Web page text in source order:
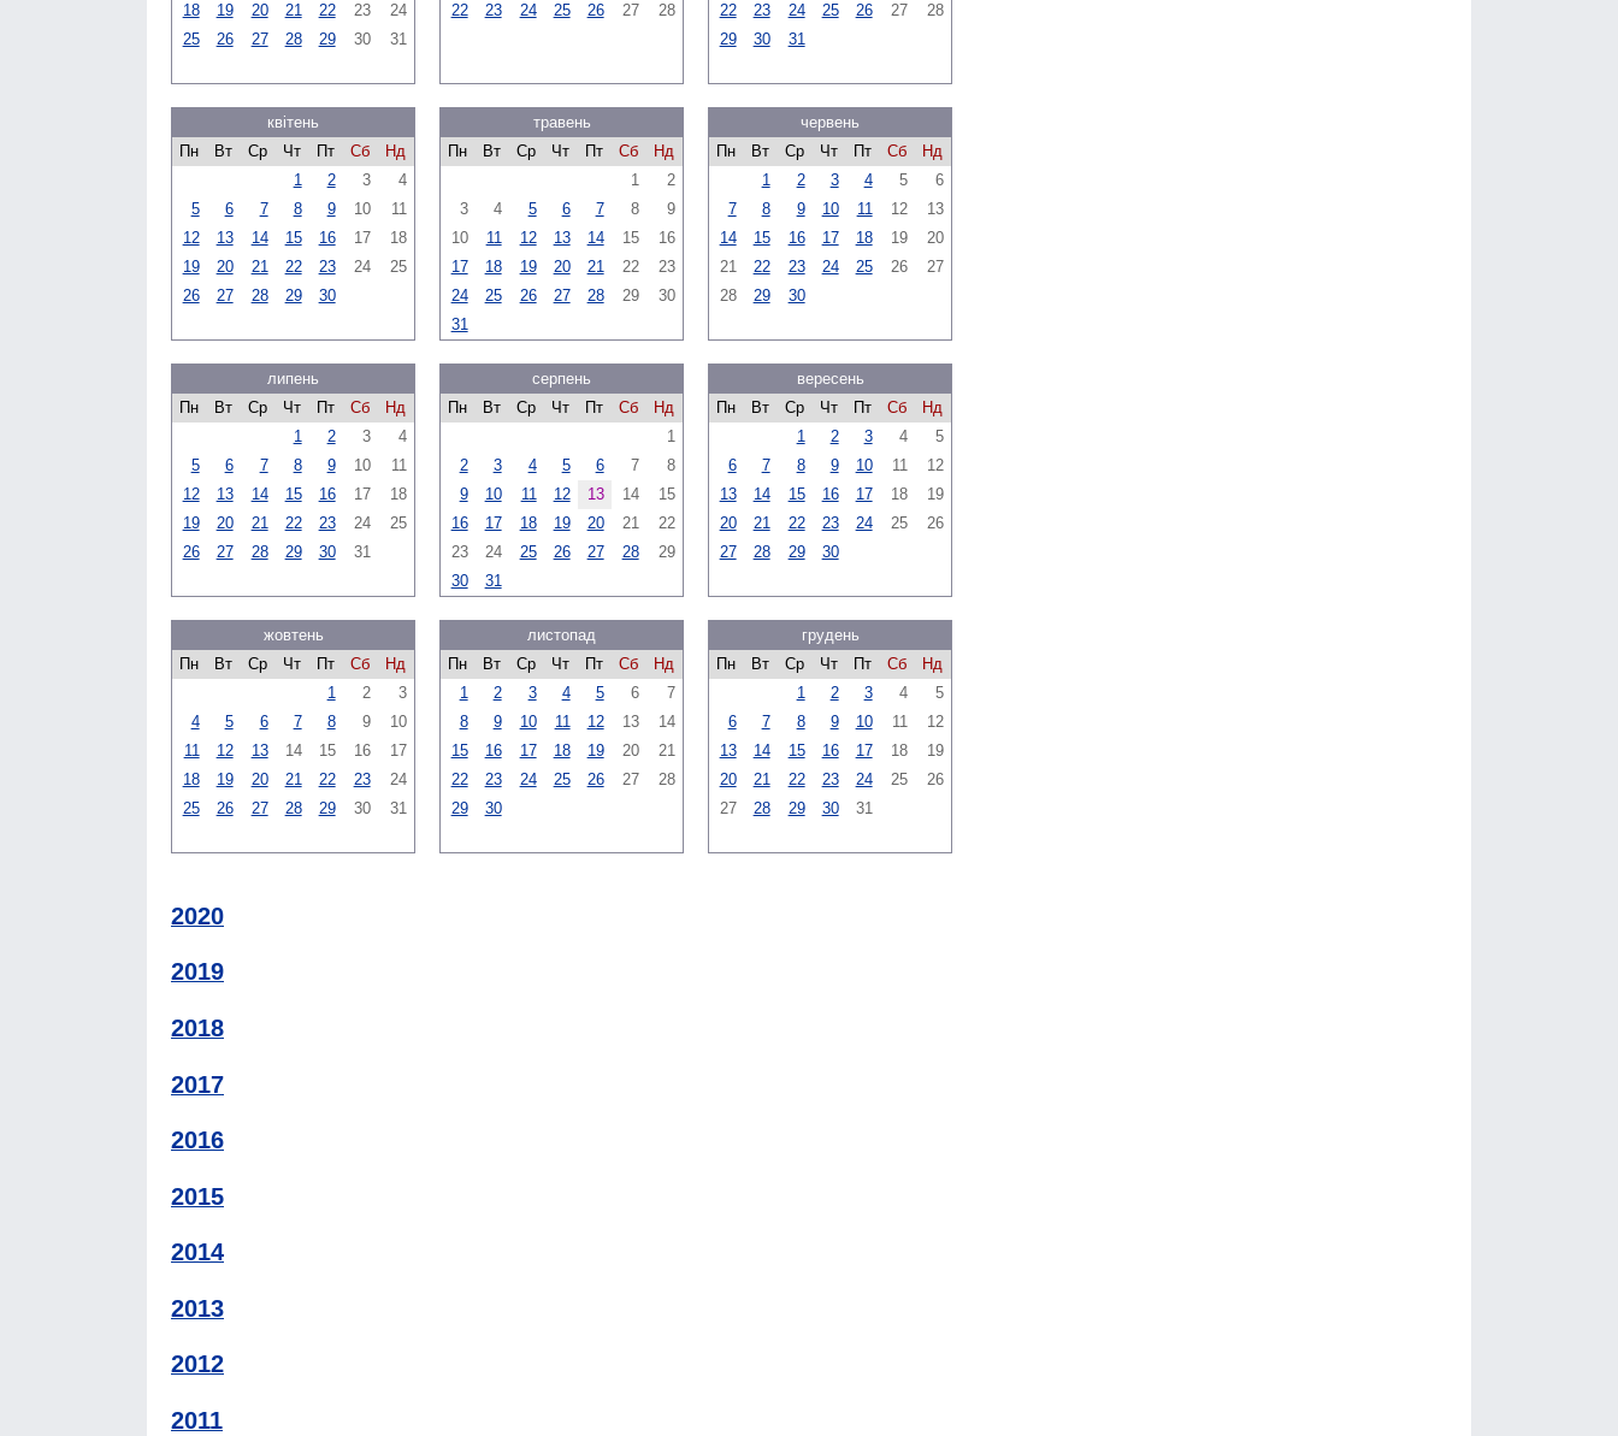
18
19 20 21 22 23
24
25
26 27 28 29 30 31
22
23 24 25 26 27 28
22
23 24 25 26 27
28
29
30 31
квітень
Пн
Вт Ср Чт Пт Сб
Нд
1
2 3
4
5
6 7 8 9 10
11
12
13 14 15 16 17
18
19
20 21 22 23 24
25
26
27 28 29 30
травень
Пн
Вт Ср Чт Пт Сб
Нд
1
2
3
4 5 6 7 8
9
10
11 12 13 14 15
16
17
18 19 20 21 22
23
24
25 26 27 28 29
30
31
червень
Пн
Вт Ср Чт Пт Сб
Нд
1
2 3 4 5
6
7
8 9 10 11 12
13
14
15 16 17 18 19
20
21
22 23 24 25 26
27
28
29 30
липень
Пн
Вт Ср Чт Пт Сб
Нд
1
2 3
4
5
6 7 8 9 10
11
12
13 14 15 16 17
18
19
20 21 22 23 24
25
26
27 28 29 30 31
серпень
Пн
Вт Ср Чт Пт Сб
Нд
1
2
3 4 5 6 7
8
9
10 11 12 13 14
15
16
17 18 19 20 21
22
23
24 25 26 27 28
29
30
31
вересень
Пн
Вт Ср Чт Пт Сб
Нд
1
2 3 4
5
6
7 8 9 10 11
12
13
14 15 16 17 18
19
20
21 22 23 24 25
26
27
28 29 30
жовтень
Пн
Вт Ср Чт Пт Сб
Нд
1
2
3
4
5 6 7 8 9
10
11
12 13 14 15 16
17
18
19 20 21 22 23
24
25
26 27 28 29 30 31
листопад
Пн
Вт Ср Чт Пт Сб
Нд
1
2 3 4 5 6
7
8
9 10 11 12 13
14
15
16 17 18 19 20
21
22
23 24 25 26 27
28
29
30
грудень
Пн
Вт Ср Чт Пт Сб
Нд
1
2 3 4
5
6
7 8 9 10 11
12
13
14 15 16 17 18
19
20
21 22 23 24 25
26
27
28 29 30 31
2020
2019
2018
2017
2016
2015
2014
2013
2012
2011